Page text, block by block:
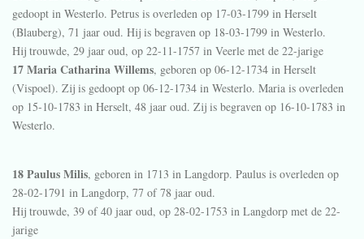
gedoopt in Westerlo. Petrus is overleden op 17-03-1799 in Herselt
(Blauberg), 71 jaar oud. Hij is begraven op 18-03-1799 in Westerlo.
Hij trouwde, 29 jaar oud, op 22-11-1757 in Veerle met de 22-jarige
17 Maria Catharina Willems, geboren op 06-12-1734 in Herselt
(Vispoel). Zij is gedoopt op 06-12-1734 in Westerlo. Maria is overleden
op 15-10-1783 in Herselt, 48 jaar oud. Zij is begraven op 16-10-1783 in
Westerlo.
18 Paulus Milis, geboren in 1713 in Langdorp. Paulus is overleden op
28-02-1791 in Langdorp, 77 of 78 jaar oud.
Hij trouwde, 39 of 40 jaar oud, op 28-02-1753 in Langdorp met de 22-
jarige